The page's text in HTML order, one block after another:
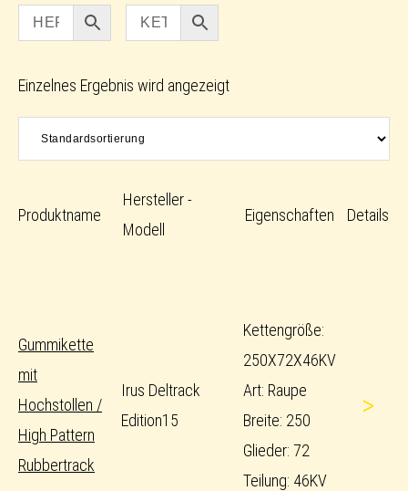
Einzelnes Ergebnis wird angezeigt
Produktname
Hersteller -
Modell
Eigenschaften Details
Gummikette
mit
Hochstollen /
High Pattern
Rubbertrack
Irus Deltrack
Edition15
Kettengröße:
250X72X46KV
Art: Raupe
Breite: 250
Glieder: 72
Teilung: 46KV
>